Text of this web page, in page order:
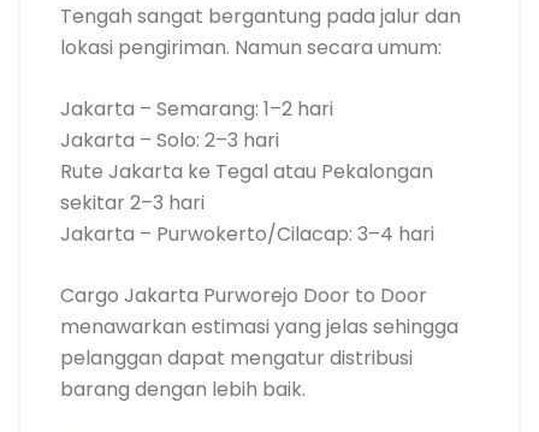
Tengah sangat bergantung pada jalur dan
lokasi pengiriman. Namun secara umum:
Jakarta – Semarang: 1–2 hari
Jakarta – Solo: 2–3 hari
Rute Jakarta ke Tegal atau Pekalongan
sekitar 2–3 hari
Jakarta – Purwokerto/Cilacap: 3–4 hari
Cargo Jakarta Purworejo Door to Door
menawarkan estimasi yang jelas sehingga
pelanggan dapat mengatur distribusi
barang dengan lebih baik.